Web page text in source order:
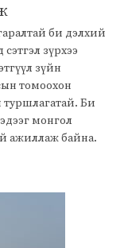
би дэлхий
зүрхээ
зүйн
томоохон
туршлагатай. Би
монгол
ажиллаж байна.